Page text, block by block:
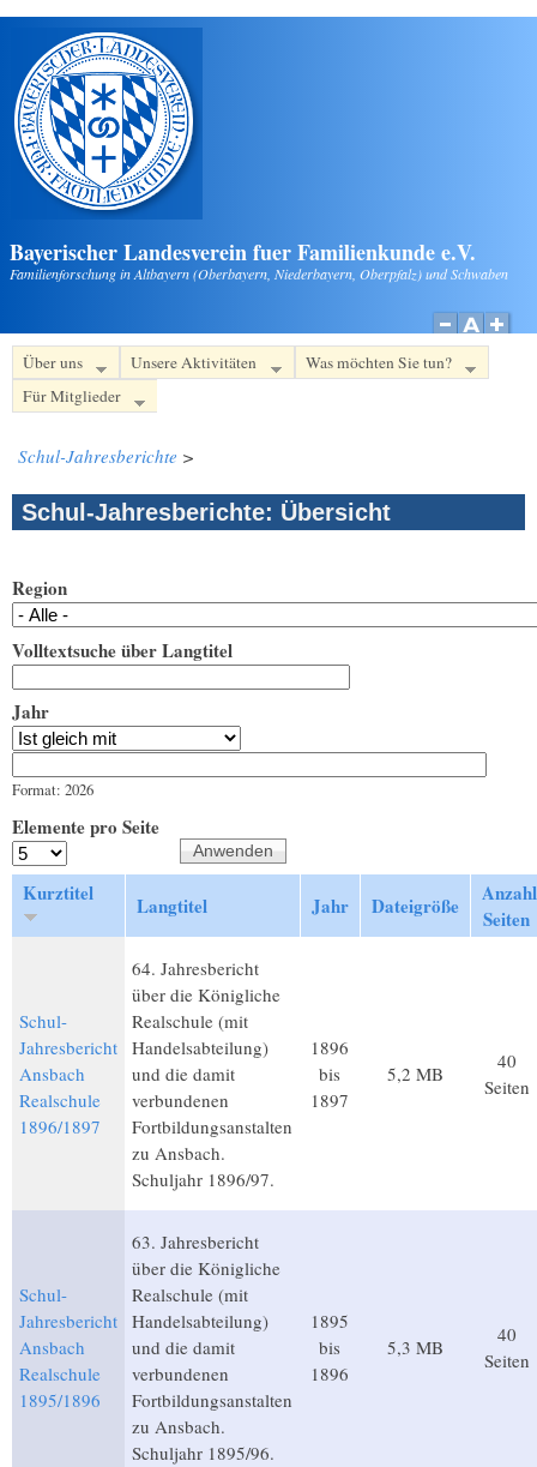
Direkt zum Inhalt
Bayerischer Landesverein fuer Familienkunde e.V.
Familienforschung in Altbayern (Oberbayern, Niederbayern, Oberpfalz) und Schwaben
Über uns Unsere Aktivitäten
Was möchten Sie tun?
Für Mitglieder
Schul-Jahresberichte >
Schul-Jahresberichte: Übersicht
Region
Volltextsuche über Langtitel
Jahr
Format: 2026
Elemente pro Seite
Kurztitel Langtitel Jahr Dateigröße
Anzahl
Seiten
Schul-
Jahresbericht
Ansbach
Realschule
1896/1897
64. Jahresbericht
über die Königliche
Realschule (mit
Handelsabteilung)
und die damit
verbundenen
Fortbildungsanstalten
zu Ansbach.
Schuljahr 1896/97.
1896
bis
1897
5,2 MB
40
Seiten
Schul-
Jahresbericht
Ansbach
Realschule
1895/1896
63. Jahresbericht
über die Königliche
Realschule (mit
Handelsabteilung)
und die damit
verbundenen
Fortbildungsanstalten
zu Ansbach.
Schuljahr 1895/96.
1895
bis
1896
5,3 MB
40
Seiten